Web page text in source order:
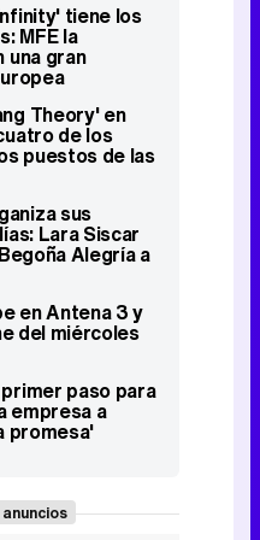
tiene los
MFE la
una gran
Theory' en
de los
puestos de las
sus
Lara Siscar
Alegría a
en Antena 3 y
del miércoles
paso para
empresa a
promesa'